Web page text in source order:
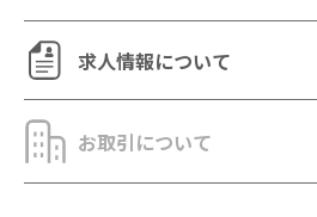
求人情報について
お取引について